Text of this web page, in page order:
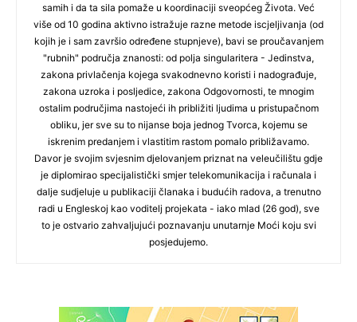
samih i da ta sila pomaže u koordinaciji sveopćeg Života. Već
više od 10 godina aktivno istražuje razne metode iscjeljivanja (od
kojih je i sam završio određene stupnjeve), bavi se proučavanjem
"rubnih" područja znanosti: od polja singularitera - Jedinstva,
zakona privlačenja kojega svakodnevno koristi i nadograđuje,
zakona uzroka i posljedice, zakona Odgovornosti, te mnogim
ostalim područjima nastojeći ih približiti ljudima u pristupačnom
obliku, jer sve su to nijanse boja jednog Tvorca, kojemu se
iskrenim predanjem i vlastitim rastom pomalo približavamo.
Davor je svojim svjesnim djelovanjem priznat na veleučilištu gdje
je diplomirao specijalistički smjer telekomunikacija i računala i
dalje sudjeluje u publikaciji članaka i budućih radova, a trenutno
radi u Engleskoj kao voditelj projekata - iako mlad (26 god), sve
to je ostvario zahvaljujući poznavanju unutarnje Moći koju svi
posjedujemo.